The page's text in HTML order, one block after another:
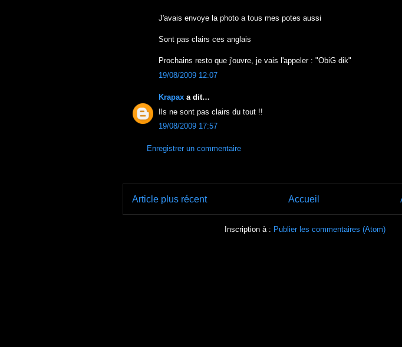
J'avais envoye la photo a tous mes potes aussi
Sont pas clairs ces anglais
Prochains resto que j'ouvre, je vais l'appeler : "ObiG dik"
19/08/2009 12:07
Krapax a dit…
Ils ne sont pas clairs du tout !!
19/08/2009 17:57
Enregistrer un commentaire
Article plus récent Accueil
Inscription à : Publier les commentaires (Atom)